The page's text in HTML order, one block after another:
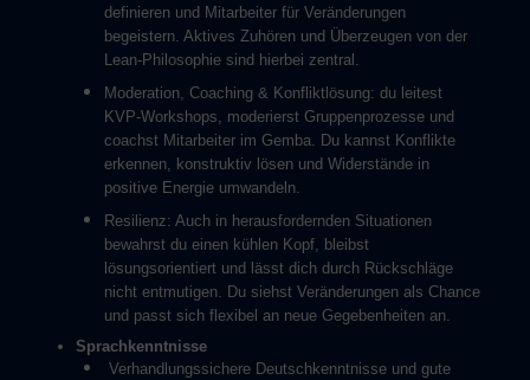
definieren und Mitarbeiter für Veränderungen
begeistern. Aktives Zuhören und Überzeugen von der
Lean-Philosophie sind hierbei zentral.
Moderation, Coaching & Konfliktlösung: du leitest
KVP-Workshops, moderierst Gruppenprozesse und
coachst Mitarbeiter im Gemba. Du kannst Konflikte
erkennen, konstruktiv lösen und Widerstände in
positive Energie umwandeln.
Resilienz: Auch in herausfordernden Situationen
bewahrst du einen kühlen Kopf, bleibst
lösungsorientiert und lässt dich durch Rückschläge
nicht entmutigen. Du siehst Veränderungen als Chance
und passt sich flexibel an neue Gegebenheiten an.
Sprachkenntnisse
Verhandlungssichere Deutschkenntnisse und gute